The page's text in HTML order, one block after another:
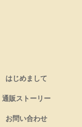
はじめまして
通販ストーリー
お問い合わせ